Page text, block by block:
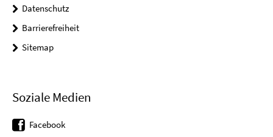
Datenschutz
Barrierefreiheit
Sitemap
Soziale Medien
Facebook